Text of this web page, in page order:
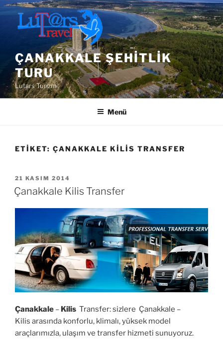
İçeriğe
geç
ÇANAKKALE ŞEHITLIK
TURU
Lutars Turizm
Menü
ETIKET: ÇANAKKALE KILIS TRANSFER
YAYIM
TARIHI
21 KASIM 2014
Çanakkale Kilis Transfer
Çanakkale – Kilis Transfer: sizlere Çanakkale –
Kilis arasında konforlu, klimalı, yüksek model
araçlarımızla, ulaşım ve transfer hizmeti sunuyoruz.